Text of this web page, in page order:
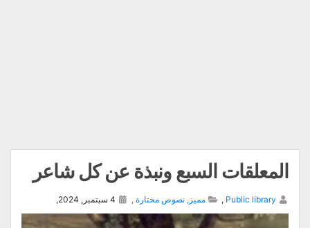
المعلقات السبع ونبذة عن كل شاعر
Public library
, مميز , نصوص مختارة ,